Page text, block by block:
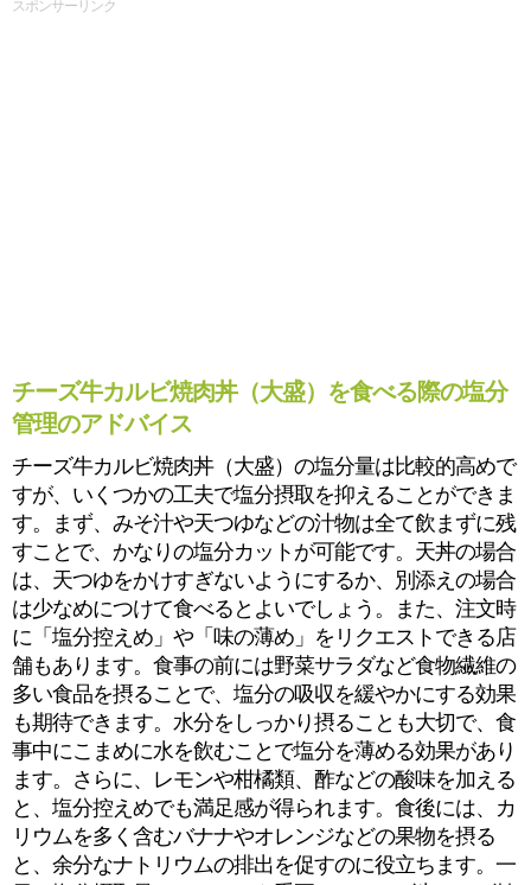
スポンサーリンク
チーズ牛カルビ焼肉丼（大盛）を食べる際の塩分
管理のアドバイス
チーズ牛カルビ焼肉丼（大盛）の塩分量は比較的高めで
すが、いくつかの工夫で塩分摂取を抑えることができま
す。まず、みそ汁や天つゆなどの汁物は全て飲まずに残
すことで、かなりの塩分カットが可能です。天丼の場合
は、天つゆをかけすぎないようにするか、別添えの場合
は少なめにつけて食べるとよいでしょう。また、注文時
に「塩分控えめ」や「味の薄め」をリクエストできる店
舗もあります。食事の前には野菜サラダなど食物繊維の
多い食品を摂ることで、塩分の吸収を緩やかにする効果
も期待できます。水分をしっかり摂ることも大切で、食
事中にこまめに水を飲むことで塩分を薄める効果があり
ます。さらに、レモンや柑橘類、酢などの酸味を加える
と、塩分控えめでも満足感が得られます。食後には、カ
リウムを多く含むバナナやオレンジなどの果物を摂る
と、余分なナトリウムの排出を促すのに役立ちます。一